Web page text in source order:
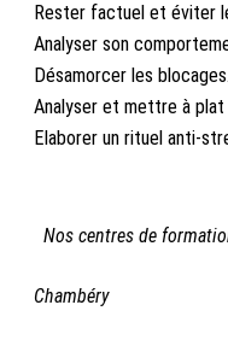
Rester factuel et éviter
Analyser son
Désamorcer les blocages.
Analyser et mettre à
Elaborer un rituel anti-
Nos centres de
Chambéry